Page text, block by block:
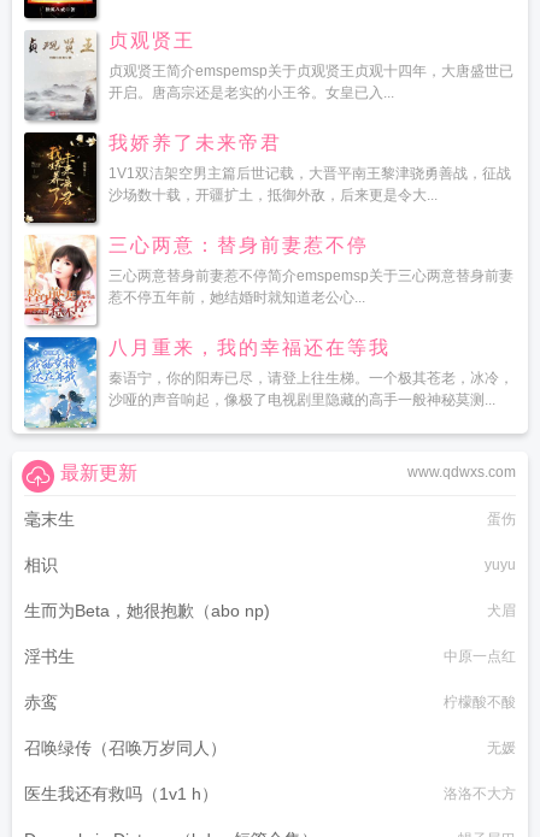
贞观贤王
贞观贤王简介emspemsp关于贞观贤王贞观十四年，大唐盛世已
开启。唐高宗还是老实的小王爷。女皇已入...
我娇养了未来帝君
1V1双洁架空男主篇后世记载，大晋平南王黎津骁勇善战，征战
沙场数十载，开疆扩土，抵御外敌，后来更是令大...
三心两意：替身前妻惹不停
三心两意替身前妻惹不停简介emspemsp关于三心两意替身前妻
惹不停五年前，她结婚时就知道老公心...
八月重来，我的幸福还在等我
秦语宁，你的阳寿已尽，请登上往生梯。一个极其苍老，冰冷，
沙哑的声音响起，像极了电视剧里隐藏的高手一般神秘莫测...
www.qdwxs.com
最新更新
毫末生 蛋伤
相识 yuyu
生而为Beta，她很抱歉（abo np) 犬眉
淫书生 中原一点红
赤鸾 柠檬酸不酸
召唤绿传（召唤万岁同人） 无媛
医生我还有救吗（1v1 h） 洛洛不大方